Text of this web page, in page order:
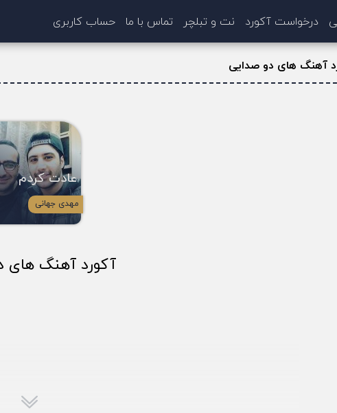
درخواست آکورد نت و تبلچر تماس با ما حساب کاربری
آهنگ های دو صدایی
عادت کردم
مهدی جهانی
آکورد آهنگ های